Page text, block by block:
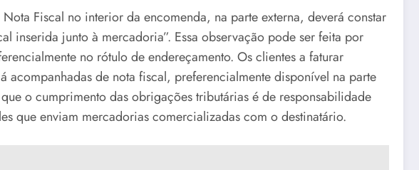
Fiscal no interior da encomenda, na parte externa, deverá constar
inserida junto à mercadoria”. Essa observação pode ser feita por
no rótulo de endereçamento. Os clientes a faturar
acompanhadas de nota fiscal, preferencialmente disponível na parte
o cumprimento das obrigações tributárias é de responsabilidade
que enviam mercadorias comercializadas com o destinatário.